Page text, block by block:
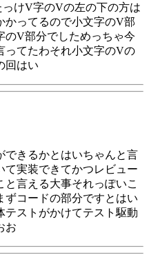
けV字のVの左の下の方は
かってるので小文字のV部
のV部分でしためっちゃ今
ってたわそれ小文字のVの
回はい
できるかとはいちゃんと言
て実装できてかつレビュー
言える大事それっぽいこ
ずコードの部分ですとはい
テストがかけてテスト駆動
お